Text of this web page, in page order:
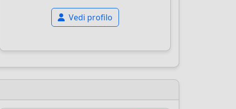
Vedi profilo